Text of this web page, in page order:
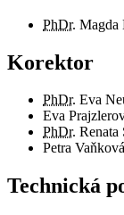
PhDr. Magda
Korektor
PhDr. Eva
Eva
PhDr. Renata
Petra Vaňková
Technická